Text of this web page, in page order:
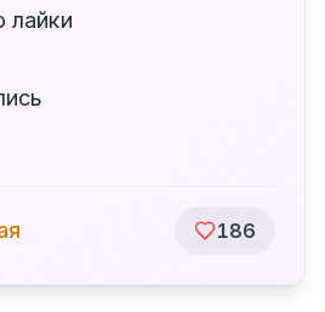
лайки
186